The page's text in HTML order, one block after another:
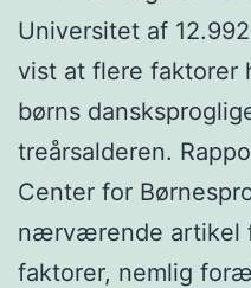
Universitet af
vist at flere faktorer
børns
treårsalderen.
Center for
nærværende artikel
faktorer, nemlig